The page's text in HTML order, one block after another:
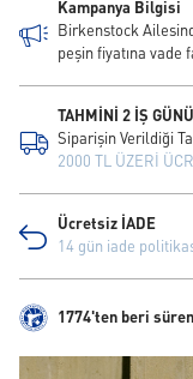
Kampanya Bilgisi
Birkenstock
peşin fiyatına vade
TAHMİNİ 2 İŞ GÜNÜ
Siparişin Verildiği
2000 TL ÜZERİ
Ücretsiz İADE
14 gün iade
1774'ten beri